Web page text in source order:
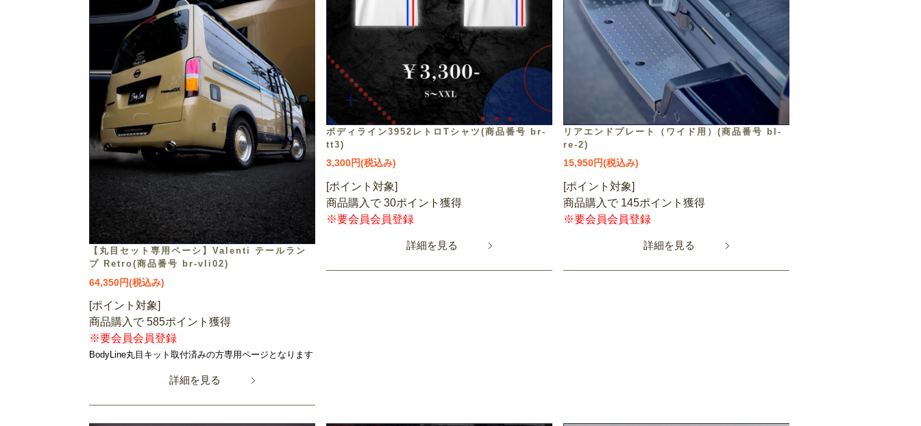
【丸目セット専用ペーシ】Valenti テールラン
プ Retro(商品番号 br-vli02)
64,350円(税込み)
[ポイント対象]
商品購入で 585ポイント獲得
※要会員会員登録
BodyLine丸目キット取付済みの方専用ページとなります
詳細を見る
ボディライン3952レトロTシャツ(商品番号 br-
tt3)
3,300円(税込み)
[ポイント対象]
商品購入で 30ポイント獲得
※要会員会員登録
詳細を見る
リアエンドプレート（ワイド用）(商品番号 bl-
re-2)
15,950円(税込み)
[ポイント対象]
商品購入で 145ポイント獲得
※要会員会員登録
詳細を見る